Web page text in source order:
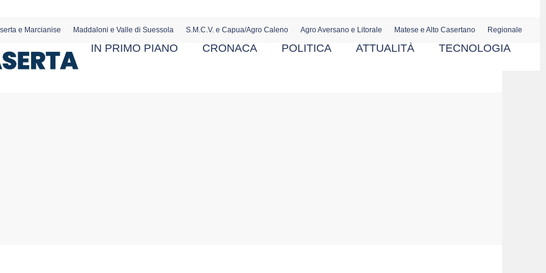
e Marcianise Maddaloni e Valle di Suessola S.M.C.V. e Capua/Agro Caleno Agro Aversano e Litorale Matese e Alto Casertano Regionale
IN PRIMO PIANO CRONACA POLITICA ATTUALITÀ TECNOLOGIA